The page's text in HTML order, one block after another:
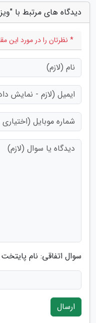
دیدگاه های مرتبط با
* نظرتان را در مورد این
سوال اتفاقی: نام
ارسال